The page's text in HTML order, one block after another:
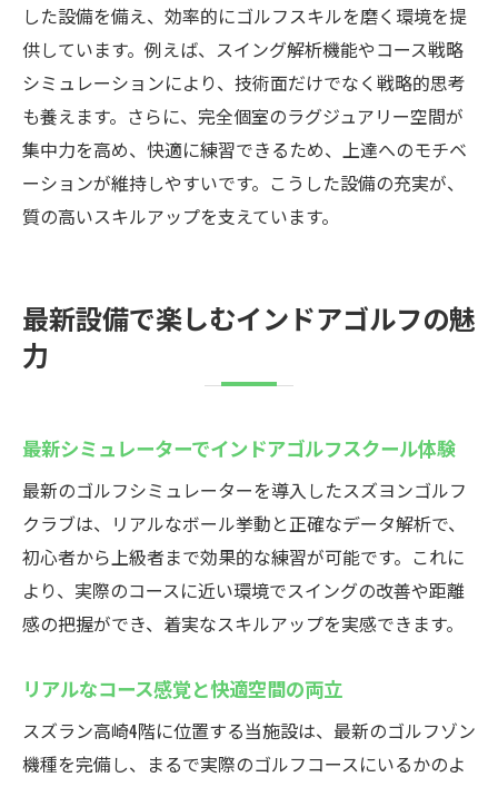
インドアゴルフスクールで効率的に上達
プロのレッスンでステップアップを実現
最新設備がスキルアップを徹底サポート
高崎市のインドアゴルフスクールの強み
目標に合わせた多彩なレッスンが魅力
初心者から上級者まで納得の環境
験
データ分析で効率的にスキルアップ可能
より実践的なインドアゴルフスクール体験
した設備を備え、効率的にゴルフスキルを磨く環境を提
供しています。例えば、スイング解析機能やコース戦略
シミュレーションにより、技術面だけでなく戦略的思考
も養えます。さらに、完全個室のラグジュアリー空間が
集中力を高め、快適に練習できるため、上達へのモチベ
ーションが維持しやすいです。こうした設備の充実が、
質の高いスキルアップを支えています。
最新設備で楽しむインドアゴルフの魅
力
最新シミュレーターでインドアゴルフスクール体験
最新のゴルフシミュレーターを導入したスズヨンゴルフ
クラブは、リアルなボール挙動と正確なデータ解析で、
初心者から上級者まで効果的な練習が可能です。これに
より、実際のコースに近い環境でスイングの改善や距離
感の把握ができ、着実なスキルアップを実感できます。
リアルなコース感覚と快適空間の両立
スズラン高崎4階に位置する当施設は、最新のゴルフゾン
機種を完備し、まるで実際のゴルフコースにいるかのよ